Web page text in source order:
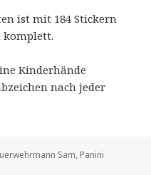
ist mit 184 Stickern
komplett.
Kinderhände
nach jeder
Sam, Panini
Vorstellung: „Feuerwehrmann